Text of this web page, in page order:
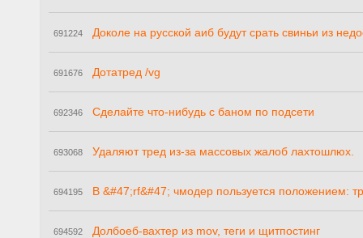
691224 Доколе на русской аиб будут срать свиньи из
691676 Дотатред /vg
692346 Сделайте что-нибудь с баном по подсети
693068 Удаляют тред из-за массовых жалоб лахтошлюх.
694195 В &#47;rf&#47; чмодер пользуется положением:
694592 Долбоеб-вахтер из mov, теги и щитпостинг